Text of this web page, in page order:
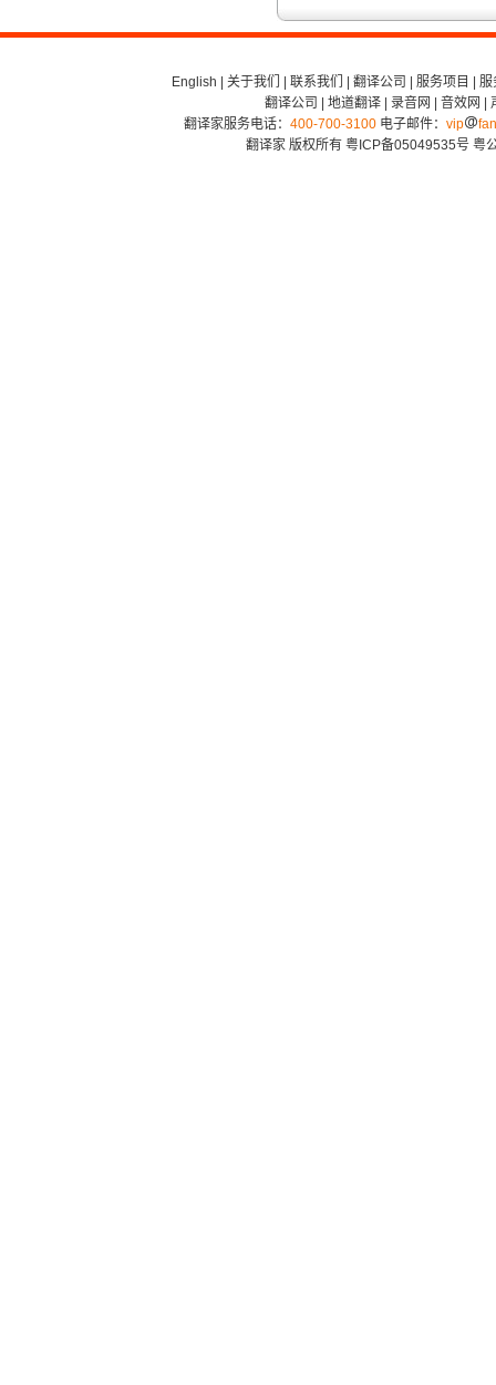
English 关于我们 联系我们 翻译公司 服务项目
服
翻译公司
地道翻译| 录音网 音效网
翻译家服务电话： 400-700-3100电子邮件： vip
翻译家 版权所有 粤ICP备05049535号 粤